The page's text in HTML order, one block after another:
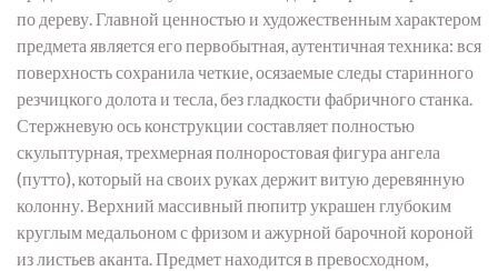
по дереву. Главной ценностью и художественным характером
предмета является его первобытная, аутентичная техника: вся
поверхность сохранила четкие, осязаемые следы старинного
резчицкого долота и тесла, без гладкости фабричного станка.
Стержневую ось конструкции составляет полностью
скульптурная, трехмерная полноростовая фигура ангела
(путто), который на своих руках держит витую деревянную
колонну. Верхний массивный пюпитр украшен глубоким
круглым медальоном с фризом и ажурной барочной короной
из листьев аканта. Предмет находится в превосходном,